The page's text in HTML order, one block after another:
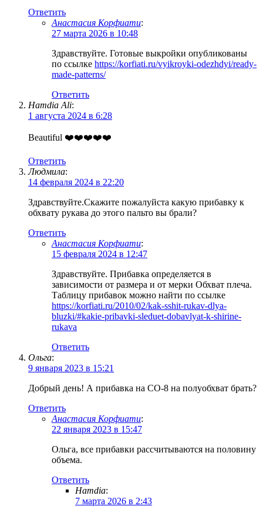
Ответить
Анастасия Корфиати:
27 марта 2026 в 10:48
Здравствуйте. Готовые выкройки опубликованы
по ссылке https://korfiati.ru/vyikroyki-odezhdyi/ready-
made-patterns/
Ответить
Hamdia Ali:
1 августа 2024 в 6:28
Beautiful ❤️❤️❤️❤️❤️
Ответить
Людмила:
14 февраля 2024 в 22:20
Здравствуйте.Скажите пожалуйста какую прибавку к
обхвату рукава до этого пальто вы брали?
Ответить
Анастасия Корфиати:
15 февраля 2024 в 12:47
Здравствуйте. Прибавка определяется в
зависимости от размера и от мерки Обхват плеча.
Таблицу прибавок можно найти по ссылке
https://korfiati.ru/2010/02/kak-sshit-rukav-dlya-
bluzki/#kakie-pribavki-sleduet-dobavlyat-k-shirine-
rukava
Ответить
Ольга:
9 января 2023 в 15:21
Добрый день! А прибавка на СО-8 на полуобхват брать?
Ответить
Анастасия Корфиати:
22 января 2023 в 15:47
Ольга, все прибавки рассчитываются на половину
объема.
Ответить
Hamdia:
7 марта 2026 в 2:43